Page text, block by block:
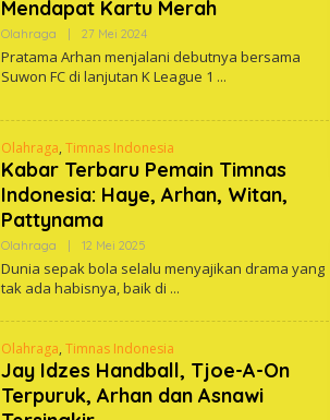
Mendapat Kartu Merah
Olahraga 27 Mei 2024Oleh
Pratama Arhan menjalani debutnya bersama
Suwon FC di lanjutan K League 1
Olahraga, Timnas Indonesia
Kabar Terbaru Pemain Timnas
Indonesia: Haye, Arhan, Witan,
Pattynama
Olahraga 12 Mei 2025Oleh
Dunia sepak bola selalu menyajikan drama yang
tak ada habisnya, baik di
Olahraga, Timnas Indonesia
Jay Idzes Handball, Tjoe-A-On
Terpuruk, Arhan dan Asnawi